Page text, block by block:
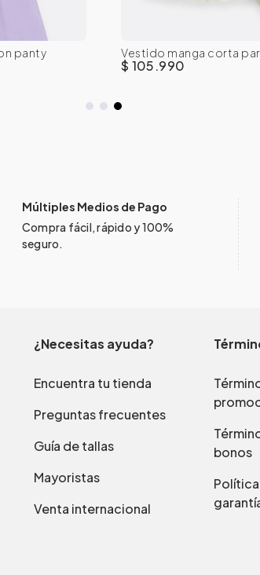
panty
24M
Vestido manga corta
panty
$ 105.990
Múltiples Medios de Pago
Compra fácil, rápido y 100%
seguro.
¿Necesitas ayuda?
Encuentra tu tienda
Preguntas frecuentes
Guía de tallas
Mayoristas
Venta internacional
bonos